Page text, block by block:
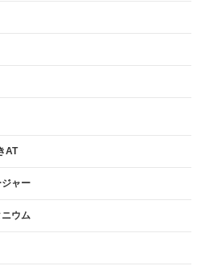
AT
ャー
ウム